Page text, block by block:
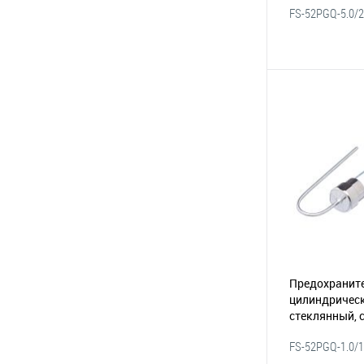
A)(116-044)
FS-52PGQ-5.0/
стеклянный,
(0.5А/
FS-52PGQ-1.0/